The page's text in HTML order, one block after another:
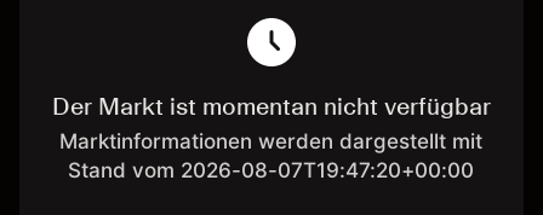
Der Markt ist momentan nicht verfügbar
Marktinformationen werden dargestellt mit
Stand vom 2026-08-07T19:47:20+00:00